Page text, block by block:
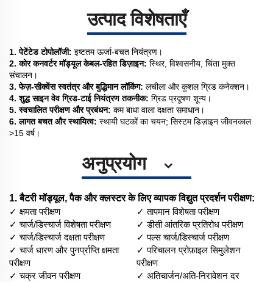
उत्पाद विशेषताएँ
1. पेटेंटेड टोपोलॉजी: इष्टतम ऊर्जा-बचत नियंत्रण।
2. कोर कनवर्टर मॉड्यूल केबल-रहित डिज़ाइन: स्थिर, विश्वसनीय, चिंता मुक्त
संचालन।
3. फेज़-सीक्वेंस स्वतंत्र और बुद्धिमान लॉकिंग: लचीला और कुशल ग्रिड कनेक्शन।
4. शुद्ध साइन वेव ग्रिड-टाई नियंत्रण तकनीक: ग्रिड प्रदूषण शून्य।
5. स्वचालित परीक्षण और प्रबंधन: कम बाधा वाला दक्षता समाधान।
6. लागत बचत और स्थायित्व: स्थायी घटकों का चयन; सिस्टम डिज़ाइन जीवनकाल
>15 वर्ष।
अनुप्रयोग
1. बैटरी मॉड्यूल, पैक और क्लस्टर के लिए व्यापक विद्युत प्रदर्शन परीक्षण:
✓ क्षमता परीक्षण
✓ चार्ज/डिस्चार्ज विशेषता परीक्षण
✓ चार्ज/डिस्चार्ज दक्षता परीक्षण
✓ चार्ज धारण और पुनर्प्राप्ति क्षमता
परीक्षण
✓ चक्र जीवन परीक्षण
✓ तापमान विशेषता परीक्षण
✓ डीसी आंतरिक प्रतिरोध परीक्षण
✓ पल्स चार्ज/डिस्चार्ज परीक्षण
✓ परिचालन प्रोफ़ाइल सिमुलेशन
परीक्षण
✓ अतिचार्जन/अति-निरावेशन दर